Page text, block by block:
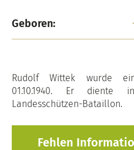
Geboren:
Rudolf Wittek wurde
01.10.1940. Er diente
Landesschützen-Bataillon.
Fehlen